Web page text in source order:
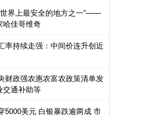
界上最安全的地方之一”——
哈佳哥维奇
率持续走强：中间价连升创近
财政强农惠农富农政策清单发
交通补助等
5000美元 白银暴跌逾两成 市